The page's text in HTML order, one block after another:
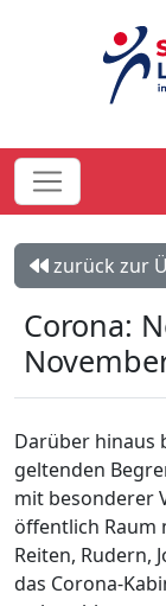
zurück zur
Corona:
Darüber hinaus
geltenden
mit besonderer
öffentlich Raum
Reiten, Rudern,
das Corona-